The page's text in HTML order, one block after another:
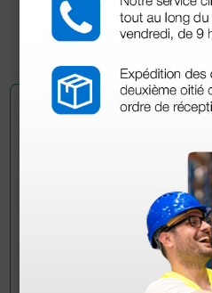
(Precio sin IVA)
Pregúntale a un colega
¿Todavía tienes alguna